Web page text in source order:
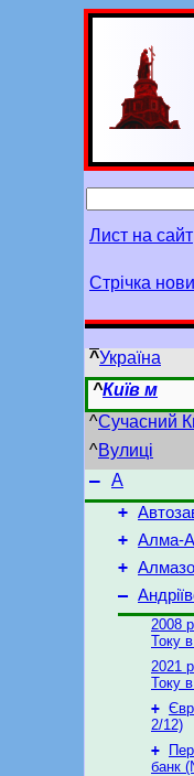
Лист на сайт
Стрічка
^Україна
^Київ м
^Сучасний
^Вулиці
– А
+
+ Алма-
+
–
2008
Току
2021
Току
+
2/12)
+
банк